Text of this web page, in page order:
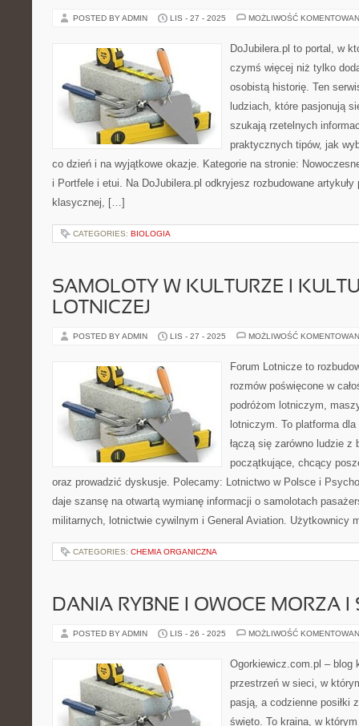
POSTED BY ADMIN LIS - 27 - 2025 MOŻLIWOŚĆ
DoJubilera.pl to portal, w
czymś więcej niż tylko
osobistą historię. Ten
ludziach, które pasjonują
szukają rzetelnych
praktycznych tipów, jak
co dzień i na wyjątkowe okazje. Kategorie na stronie:
i Portfele i etui. Na DoJubilera.pl odkryjesz rozbudowane artykuły
klasycznej, […]
CATEGORIES: BIOLOGIA
SAMOLOTY W KULTURZE I
LOTNICZEJ
POSTED BY ADMIN LIS - 27 - 2025 MOŻLIWOŚĆ
Forum Lotnicze to
rozmów poświęcone w
podróżom lotniczym,
lotniczym. To platforma
łączą się zarówno ludzie z
początkujące, chcący
oraz prowadzić dyskusje. Polecamy: Lotnictwo w Polsce i
daje szansę na otwartą wymianę informacji o samolotach
militarnych, lotnictwie cywilnym i General Aviation. Użytkownicy
CATEGORIES: CHEMIA ORGANICZNA
DANIA RYBNE I OWOCE MORZA I
POSTED BY ADMIN LIS - 26 - 2025 MOŻLIWOŚĆ
Ogorkiewicz.com.pl – blog
przestrzeń w sieci, w
pasją, a codzienne posiłki
święto. To kraina, w